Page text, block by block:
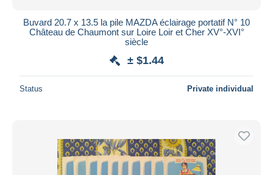
Buvard 20.7 x 13.5 la pile MAZDA éclairage portatif N° 10
Château de Chaumont sur Loire Loir et Cher XV°-XVI°
siècle
± $1.44
Status Private individual